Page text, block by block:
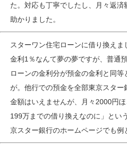
た。対応も丁寧でしたし、月々返済
助かりました。
スターワン住宅ローンに借り換え
金利1％なんて夢の夢ですが、普通
ローンの金利分が預金の金利と同
が。他行での預金を全部東京スター
金額はいえませんが、月々2000円
199万までの借り換えなのに」とい
京スター銀行のホームページでも例